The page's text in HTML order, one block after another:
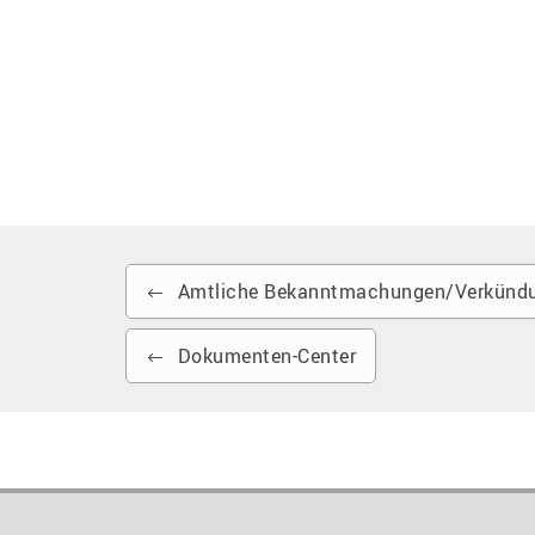
Amtliche Bekanntmachungen/
Dokumenten-Center